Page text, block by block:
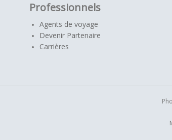
Professionnels
Agents de voyage
Devenir Partenaire
Carrières